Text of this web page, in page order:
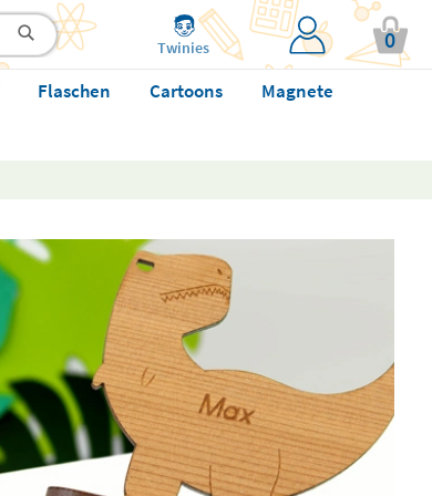
Twinies 0
Flaschen Cartoons
Magnete